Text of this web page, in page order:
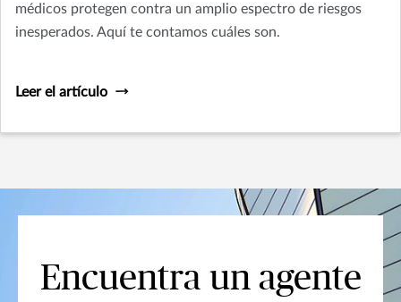
médicos protegen contra un amplio espectro de riesgos
inesperados. Aquí te contamos cuáles son.
Leer el artículo
Encuentra un agente